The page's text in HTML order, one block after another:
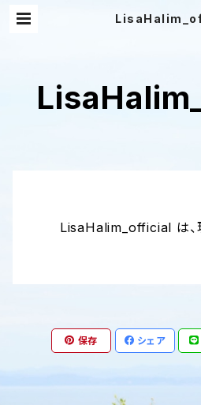
LisaHalim_official は、
保存 シェア